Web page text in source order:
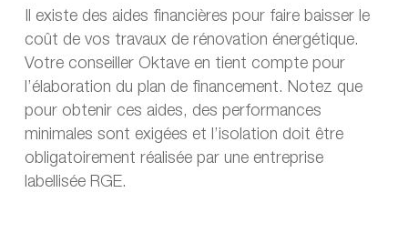
Il existe des aides financières pour faire baisser le
coût de vos travaux de rénovation énergétique.
Votre conseiller Oktave en tient compte pour
l’élaboration du plan de financement. Notez que
pour obtenir ces aides, des performances
minimales sont exigées et l’isolation doit être
obligatoirement réalisée par une entreprise
labellisée RGE.